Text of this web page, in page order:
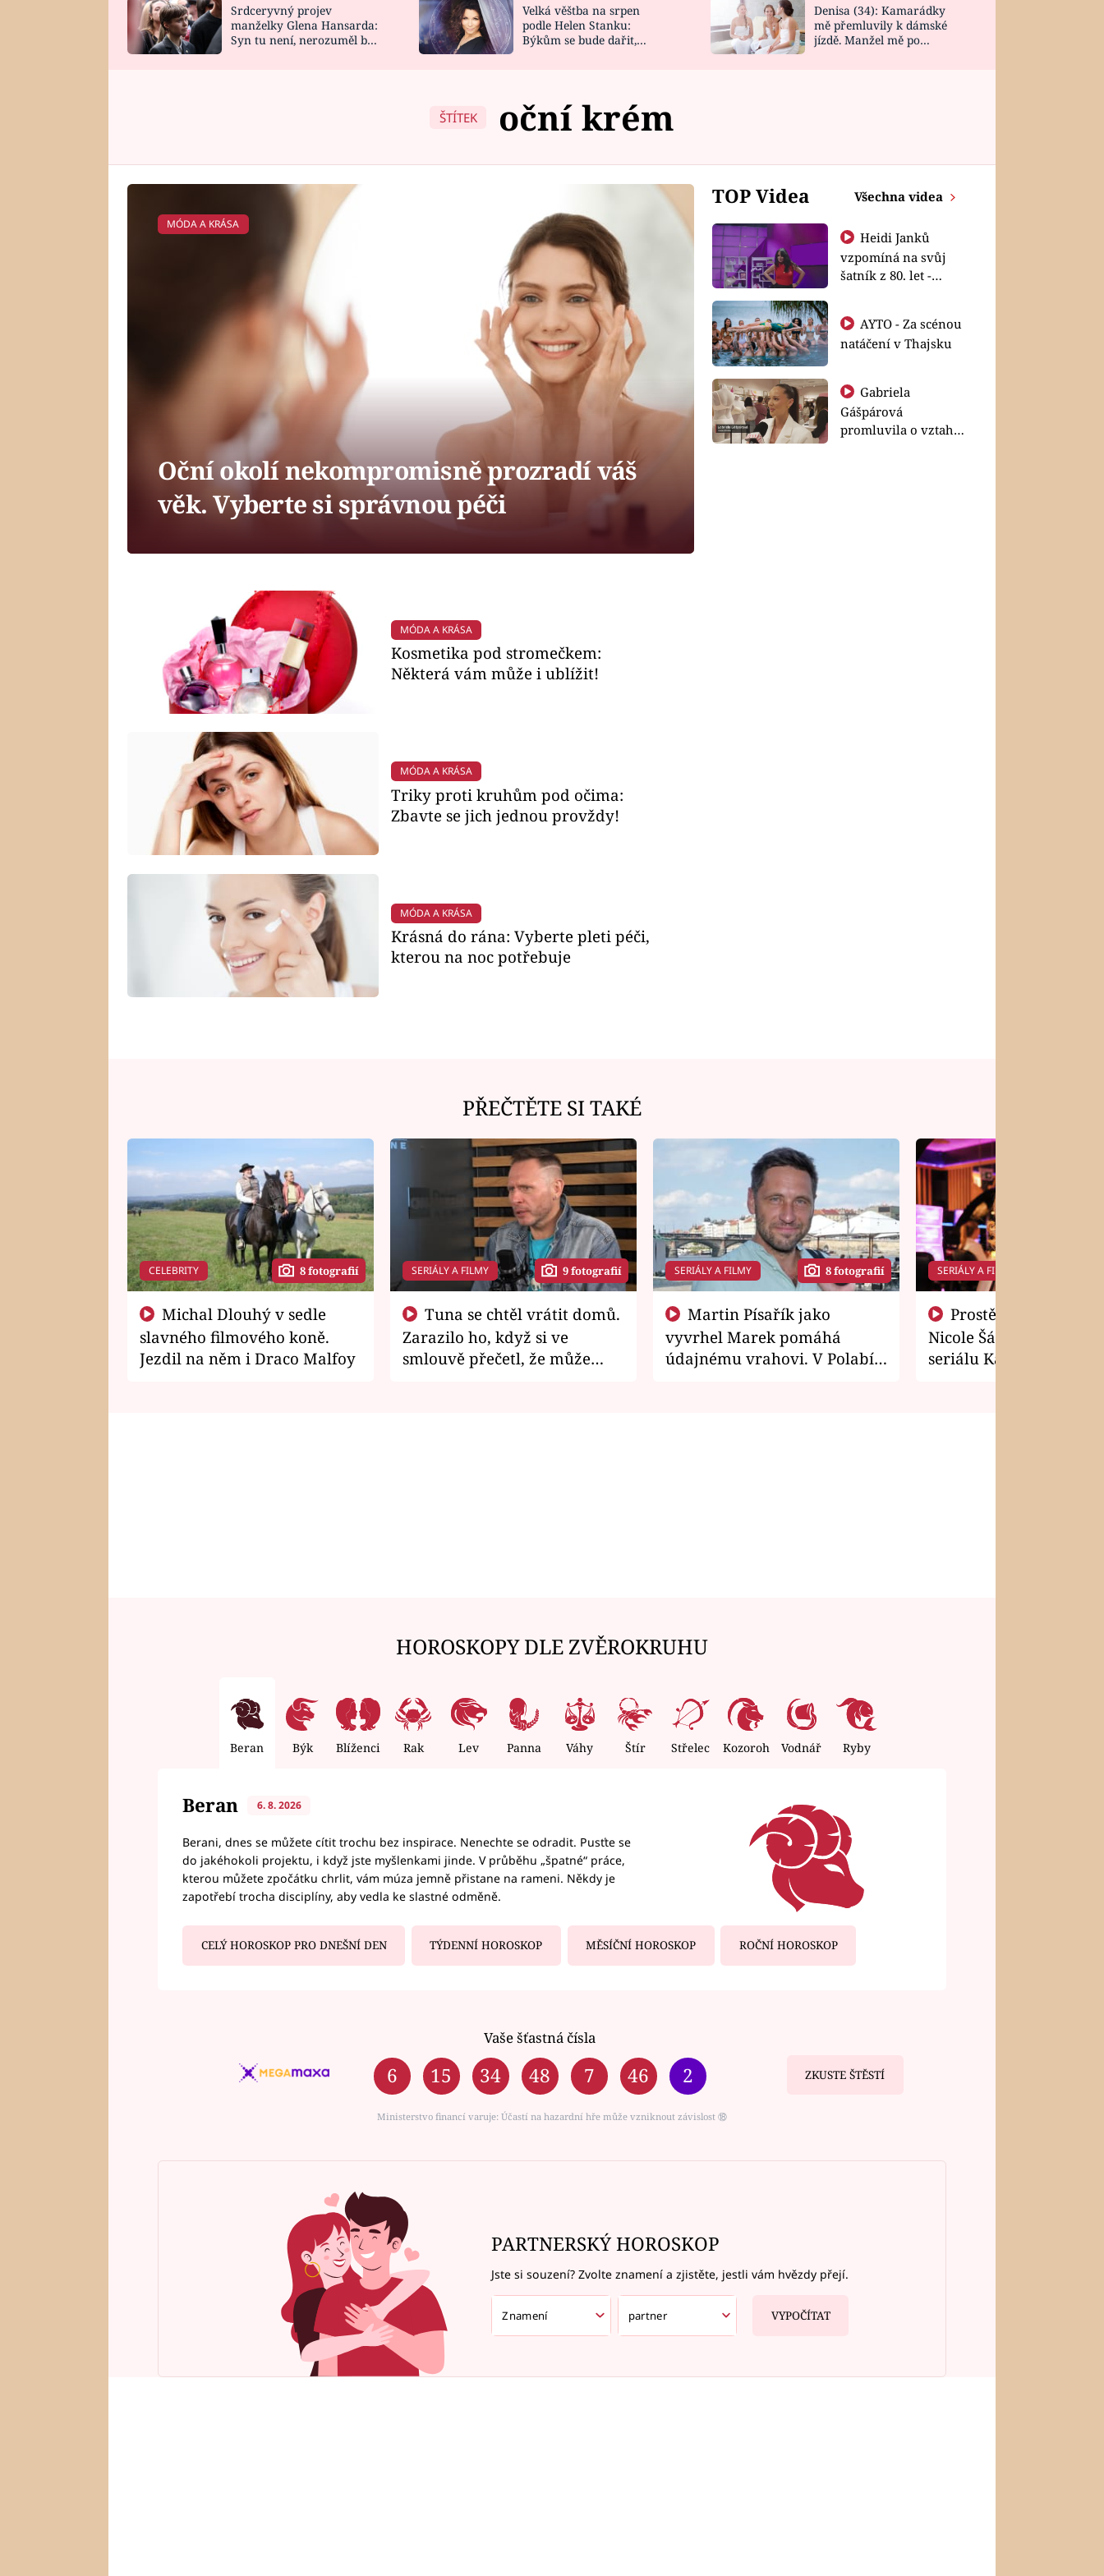
HOROSKOP NA
CELEBRITY
VAŘENÍ
NOVINKY
VIDEORECEPTY
DESIGN
Srdceryvný projev
manželky Glena Hansarda:
Syn tu není, nerozuměl by
Velká věštba na srpen
podle Helen Stanku:
Býkům se bude dařit,
Denisa (34): Kamarádky
mě přemluvily k dámské
jízdě. Manžel mě po
ŠTÍTEK oční krém
TOP Videa Všechna videa
Heidi Janků
vzpomíná na svůj
šatník z 80. let -
natáčení v Thajsku
Gabriela
Gášpárová
promluvila o vztahu
MÓDA A KRÁSA
Oční okolí nekompromisně prozradí váš
věk. Vyberte si správnou péči
MÓDA A KRÁSA
Kosmetika pod stromečkem:
Některá vám může i ublížit!
MÓDA A KRÁSA
Triky proti kruhům pod očima:
Zbavte se jich jednou provždy!
MÓDA A KRÁSA
Krásná do rána: Vyberte pleti péči,
kterou na noc potřebuje
PŘEČTĚTE SI TAKÉ
CELEBRITY 8 fotografií
slavného filmového koně.
Jezdil na něm i Draco Malfoy
SERIÁLY A FILMY 9 fotografií
Zarazilo ho, když si ve
smlouvě přečetl, že může
SERIÁLY A FILMY 8 fotografií
vyvrhel Marek pomáhá
údajnému vrahovi. V Polabí
SERIÁLY A FILMY
Nicole Šáchová získala
seriálu Kamarádi
HOROSKOPY DLE ZVĚROKRUHU
Beran Býk Blíženci Rak Lev Panna Váhy Štír Střelec Kozoroh Vodnář Ryby
Beran 6. 8. 2026
Berani, dnes se můžete cítit trochu bez inspirace. Nenechte se odradit. Pusťte se
do jakéhokoli projektu, i když jste myšlenkami jinde. V průběhu „špatné“ práce,
kterou můžete zpočátku chrlit, vám múza jemně přistane na rameni. Někdy je
zapotřebí trocha disciplíny, aby vedla ke slastné odměně.
CELÝ HOROSKOP PRO DNEŠNÍ DEN TÝDENNÍ HOROSKOP MĚSÍČNÍ HOROSKOP ROČNÍ HOROSKOP
Vaše šťastná čísla
6 15 34 48 7 46 2 ZKUSTE ŠTĚSTÍ
Ministerstvo financí varuje: Účastí na hazardní hře může vzniknout závislost ⑱
PARTNERSKÝ HOROSKOP
Jste si souzení? Zvolte znamení a zjistěte, jestli vám hvězdy přejí.
VYPOČÍTAT